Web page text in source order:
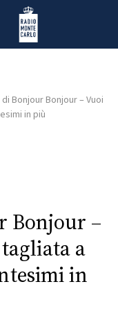
Radio Monte Carlo
Bonjour Bonjour – Vuoi
in più
Bonjour –
a
in